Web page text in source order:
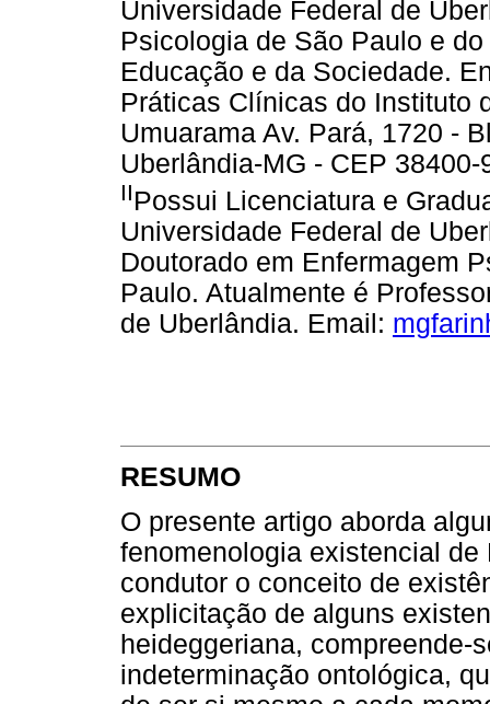
Universidade Federal de
Psicologia de São Paulo e
Educação e da Sociedade.
Práticas Clínicas do Instituto
Umuarama Av. Pará, 1720 -
Uberlândia-MG - CEP
IIPossui Licenciatura e
Universidade Federal de
Doutorado em Enfermagem
Paulo. Atualmente é
de Uberlândia. Email:
RESUMO
O presente artigo aborda
fenomenologia existencial
condutor o conceito de
explicitação de alguns
heideggeriana, compreende-
indeterminação ontológica,